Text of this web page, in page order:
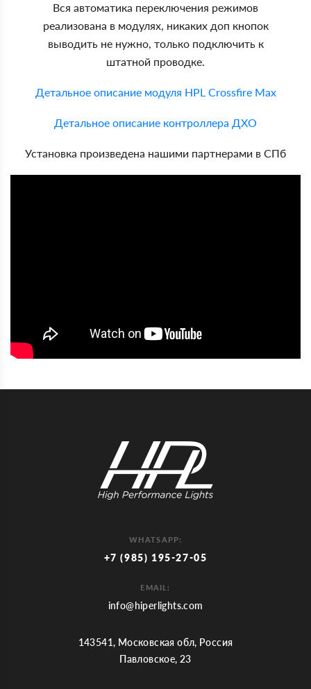
Вся автоматика переключения режимов
реализована в модулях, никаких доп кнопок
выводить не нужно, только подключить к
штатной проводке.
Детальное описание модуля HPL Crossfire Max
Детальное описание контроллера ДХО
Установка произведена нашими партнерами в СПб
WHATSAPP:
+7 (985) 195-27-05
EMAIL:
info@hiperlights.com
143541, Московская обл, Россия
Павловское, 23